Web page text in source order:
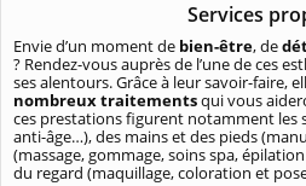
Services
Envie d’un moment de bien-être, de
? Rendez-vous auprès de l’une de ces
ses alentours. Grâce à leur savoir-faire,
nombreux traitementsqui vous
ces prestations figurent notamment les
anti-âge…), des mains et des pieds
(massage, gommage, soins spa,
du regard (maquillage, coloration et